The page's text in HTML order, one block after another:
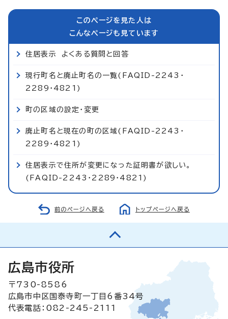
このページを見た人は
こんなページも見ています
住居表示 よくある質問と回答
現行町名と廃止町名の一覧(FAQID-2243・
2289・4821)
町の区域の設定・変更
廃止町名と現在の町の区域(FAQID-2243・
2289・4821)
住居表示で住所が変更になった証明書が欲しい。
(FAQID-2243・2289・4821)
前のページへ戻る トップページへ戻る
広島市役所
〒730-8586
広島市中区国泰寺町一丁目6番34号
代表電話：082-245-2111